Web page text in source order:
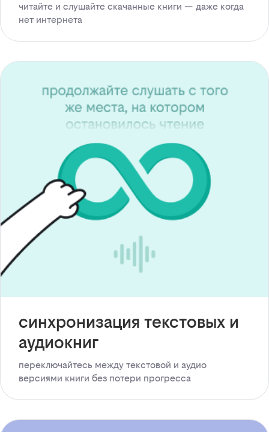
читайте и слушайте скачанные книги — даже когда
нет интернета
синхронизация текстовых и
аудиокниг
переключайтесь между текстовой и аудио
версиями книги без потери прогресса